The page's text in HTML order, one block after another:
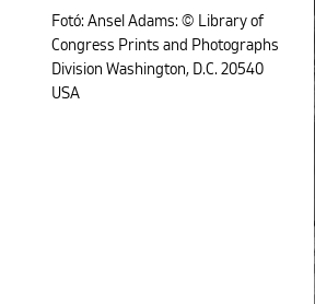
Fotó: Ansel Adams: © Library of
Congress Prints and Photographs
Division Washington, D.C. 20540
USA